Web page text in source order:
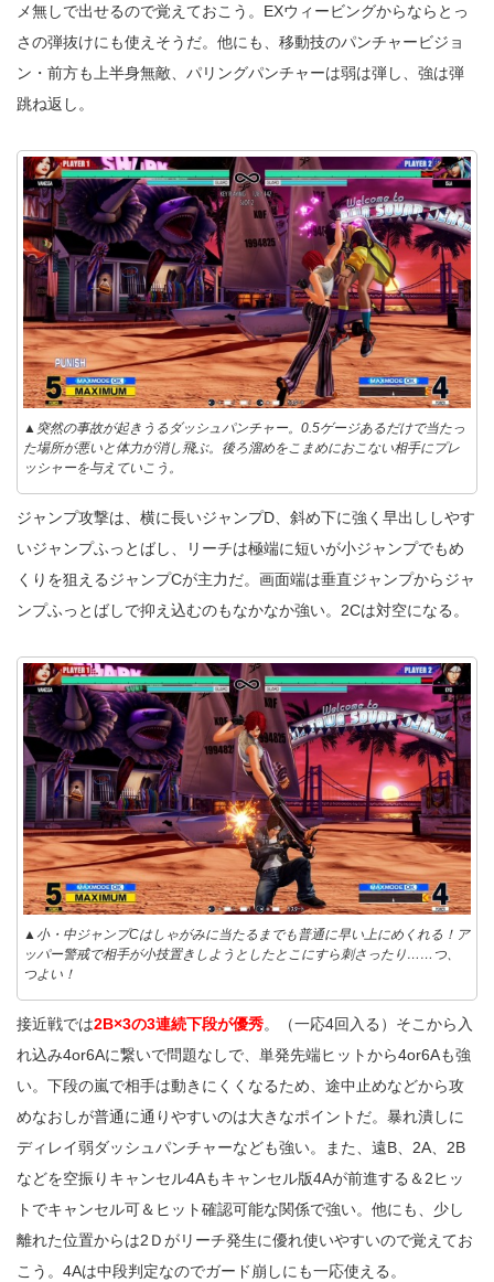
メ無しで出せるので覚えておこう。EXウィービングからならとっ
さの弾抜けにも使えそうだ。他にも、移動技のパンチャービジョ
ン・前方も上半身無敵、パリングパンチャーは弱は弾し、強は弾
跳ね返し。
▲突然の事故が起きうるダッシュパンチャー。0.5ゲージあるだけで当たっ
た場所が悪いと体力が消し飛ぶ。後ろ溜めをこまめにおこない相手にプレ
ッシャーを与えていこう。
ジャンプ攻撃は、横に長いジャンプD、斜め下に強く早出ししやす
いジャンプふっとばし、リーチは極端に短いが小ジャンプでもめ
くりを狙えるジャンプCが主力だ。画面端は垂直ジャンプからジャ
ンプふっとばしで抑え込むのもなかなか強い。2Cは対空になる。
▲小・中ジャンプCはしゃがみに当たるまでも普通に早い上にめくれる！ア
ッパー警戒で相手が小技置きしようとしたとこにすら刺さったり……つ、
つよい！
接近戦では2B×3の3連続下段が優秀。（一応4回入る）そこから入
れ込み4or6Aに繋いで問題なしで、単発先端ヒットから4or6Aも強
い。下段の嵐で相手は動きにくくなるため、途中止めなどから攻
めなおしが普通に通りやすいのは大きなポイントだ。暴れ潰しに
ディレイ弱ダッシュパンチャーなども強い。また、遠B、2A、2B
などを空振りキャンセル4Aもキャンセル版4Aが前進する＆2ヒッ
トでキャンセル可＆ヒット確認可能な関係で強い。他にも、少し
離れた位置からは2Ｄがリーチ発生に優れ使いやすいので覚えてお
こう。4Aは中段判定なのでガード崩しにも一応使える。